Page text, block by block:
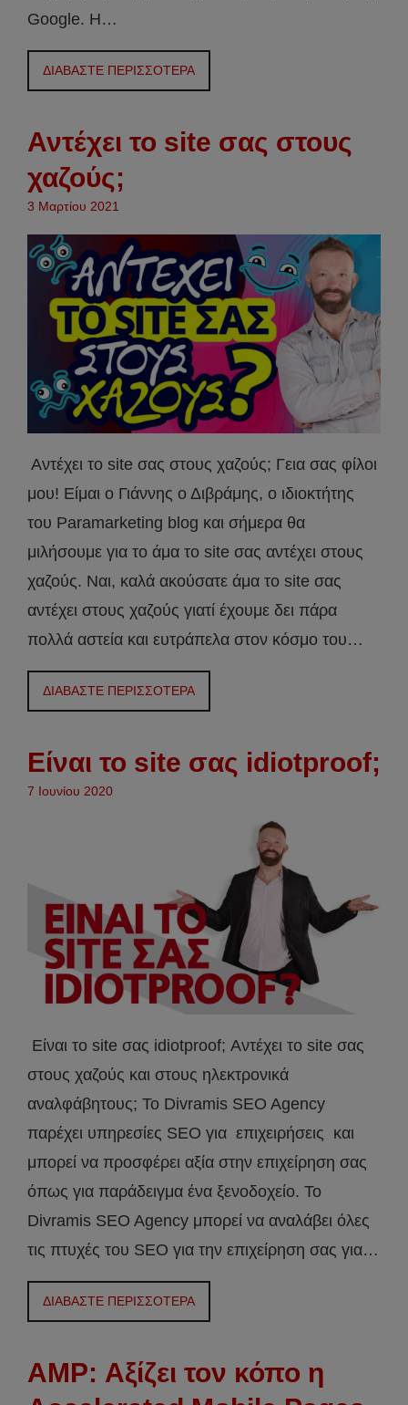
Google. Η…
ΔΙΑΒΑΣΤΕ ΠΕΡΙΣΣΟΤΕΡΑ
Αντέχει το site σας στους
χαζούς;
3 Μαρτίου 2021
Αντέχει το site σας στους χαζούς; Γεια σας φίλοι
μου! Είμαι ο Γιάννης ο Διβράμης, ο ιδιοκτήτης
του Paramarketing blog και σήμερα θα
μιλήσουμε για το άμα το site σας αντέχει στους
χαζούς. Ναι, καλά ακούσατε άμα το site σας
αντέχει στους χαζούς γιατί έχουμε δει πάρα
πολλά αστεία και ευτράπελα στον κόσμο του…
ΔΙΑΒΑΣΤΕ ΠΕΡΙΣΣΟΤΕΡΑ
Είναι το site σας idiotproof;
7 Ιουνίου 2020
Είναι το site σας idiotproof; Αντέχει το site σας
στους χαζούς και στους ηλεκτρονικά
αναλφάβητους; Το Divramis SEO Agency
παρέχει υπηρεσίες SEO για επιχειρήσεις και
μπορεί να προσφέρει αξία στην επιχείρηση σας
όπως για παράδειγμα ένα ξενοδοχείο. Το
Divramis SEO Agency μπορεί να αναλάβει όλες
τις πτυχές του SEO για την επιχείρηση σας για…
ΔΙΑΒΑΣΤΕ ΠΕΡΙΣΣΟΤΕΡΑ
AMP: Αξίζει τον κόπο η